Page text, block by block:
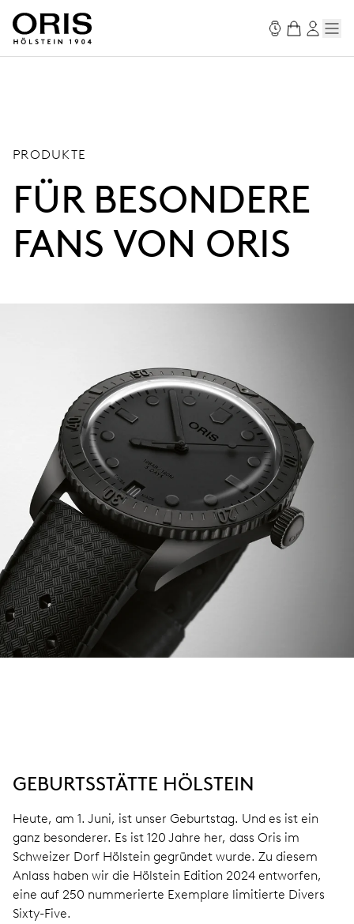
PRODUKTE
FÜR BESONDERE
FANS VON ORIS
GEBURTSSTÄTTE HÖLSTEIN
Heute, am 1. Juni, ist unser Geburtstag. Und es ist ein
ganz besonderer. Es ist 120 Jahre her, dass Oris im
Schweizer Dorf Hölstein gegründet wurde. Zu diesem
Anlass haben wir die Hölstein Edition 2024 entworfen,
eine auf 250 nummerierte Exemplare limitierte Divers
Sixty-Five.